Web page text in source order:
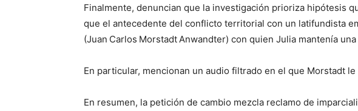
Finalmente, denuncian que la investigación prioriza hipótesis
que el antecedente del conflicto territorial con un latifundista
(Juan Carlos Morstadt Anwandter) con quien Julia mantenía
En particular, mencionan un audio filtrado en el que Morstadt le
En resumen, la petición de cambio mezcla reclamo de